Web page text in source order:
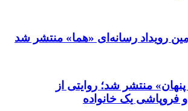
رویداد رسانه‌ای «هما» منتشر شد
منتشر شد؛ روایتی از
فروپاشی یک خانواده